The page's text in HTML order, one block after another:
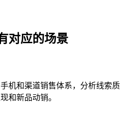
对应的场景
机和渠道销售体系，分析线索质
和新品动销。